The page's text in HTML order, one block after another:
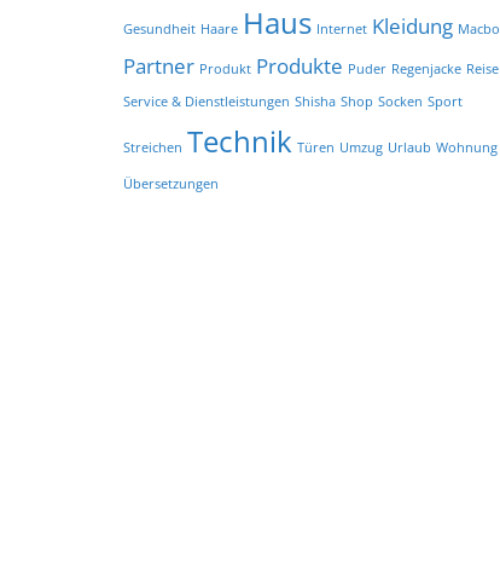
Gesundheit Haare Haus Internet Kleidung
Partner Produkt Produkte Puder Regenjacke Reise
Service & Dienstleistungen Shisha Shop Socken Sport
Streichen Technik Türen Umzug Urlaub Wohnung
Übersetzungen